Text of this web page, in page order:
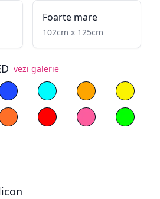
Foarte mare
102cm x 125cm
vezi galerie
Albastru Cyan Galben
PortocaliuRoșu Roz deschisVerde